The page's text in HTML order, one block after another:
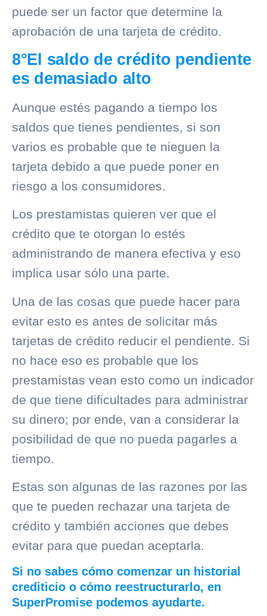
puede ser un factor que determine la
aprobación de una tarjeta de crédito.
8°El saldo de crédito pendiente
es demasiado alto
Aunque estés pagando a tiempo los
saldos que tienes pendientes, si son
varios es probable que te nieguen la
tarjeta debido a que puede poner en
riesgo a los consumidores.
Los prestamistas quieren ver que el
crédito que te otorgan lo estés
administrando de manera efectiva y eso
implica usar sólo una parte.
Una de las cosas que puede hacer para
evitar esto es antes de solicitar más
tarjetas de crédito reducir el pendiente. Si
no hace eso es probable que los
prestamistas vean esto como un indicador
de que tiene dificultades para administrar
su dinero; por ende, van a considerar la
posibilidad de que no pueda pagarles a
tiempo.
Estas son algunas de las razones por las
que te pueden rechazar una tarjeta de
crédito y también acciones que debes
evitar para que puedan aceptarla.
Si no sabes cómo comenzar un historial
crediticio o cómo reestructurarlo, en
SuperPromise podemos ayudarte.